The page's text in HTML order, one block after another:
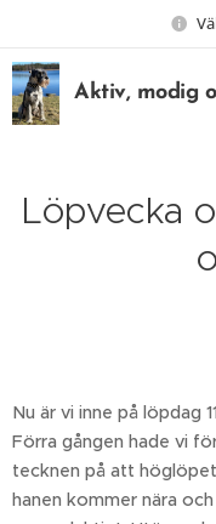
Aktiv, modig
Löpvecka
Nu är vi inne på löpdag
Förra gången hade vi
tecknen på att
hanen kommer nära